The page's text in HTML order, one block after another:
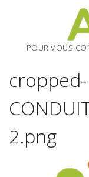
POUR VOUS
cropped-
2.png